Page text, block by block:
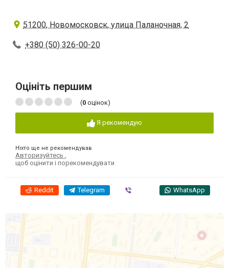
51200, Новомосковск, улица Паланочная, 2
+380 (50) 326-00-20
Оцініть першим
(0 оцінок)
Я рекомендую
Ніхто ще не рекомендував
Авторизуйтесь
щоб оцінити і порекомендувати
Reddit Telegram WhatsApp